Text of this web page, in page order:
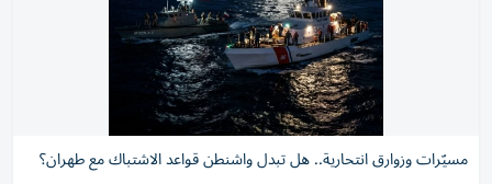
مسيّرات وزوارق انتحارية.. هل تبدل واشنطن قواعد الاشتباك مع طهران؟